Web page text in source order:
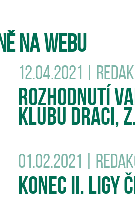
NA WEBU
12.04.2021 |
Rozhodnutí
klubu DRACI,
01.02.2021 |
Konec II. Ligy